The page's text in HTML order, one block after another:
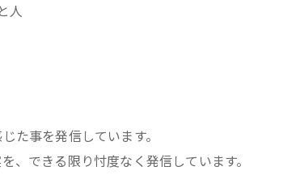
人
た事を発信しています。
、できる限り忖度なく発信しています。